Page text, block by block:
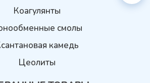
Коагулянты
смолы
камедь
Цеолиты